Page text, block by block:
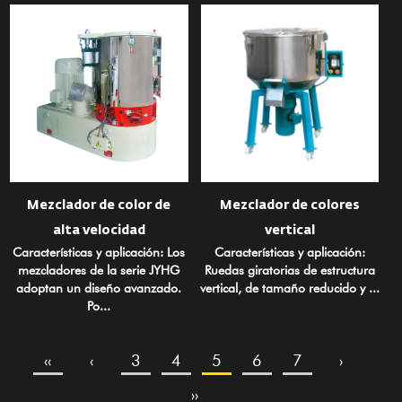
Mezclador de color de
alta velocidad
Características y aplicación: Los
mezcladores de la serie JYHG
adoptan un diseño avanzado.
Po...
Mezclador de colores
vertical
Características y aplicación:
Ruedas giratorias de estructura
vertical, de tamaño reducido y ...
‹‹ ‹ 3 4 5 6 7
›
››